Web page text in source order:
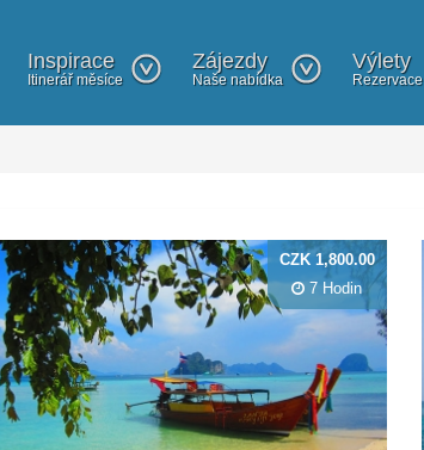
Inspirace
Itinerář měsíce
Zájezdy
Naše nabídka
Výlety
Rezervace
CZK 1,800.00
7 Hodin